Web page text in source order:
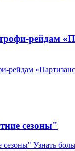
рейдам
рейдам
сезоны"
сезоны" Узнать